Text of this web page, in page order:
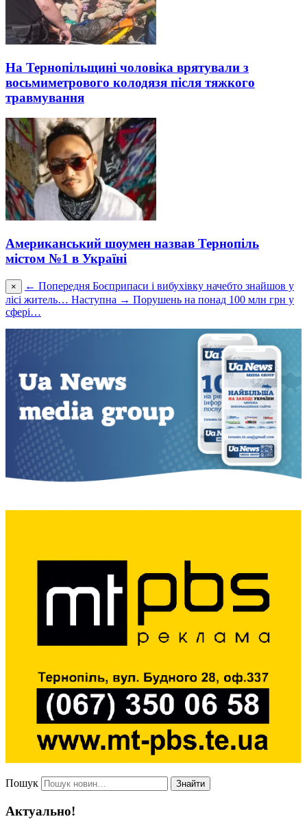
На Тернопільщині чоловіка врятували з
восьмиметрового колодязя після тяжкого
травмування
Американський шоумен назвав Тернопіль
містом №1 в Україні
× ← Попередня Боєприпаси і вибухівку начебто знайшов у
лісі житель… Наступна → Порушень на понад 100 млн грн у
сфері…
Пошук Знайти
Актуально!